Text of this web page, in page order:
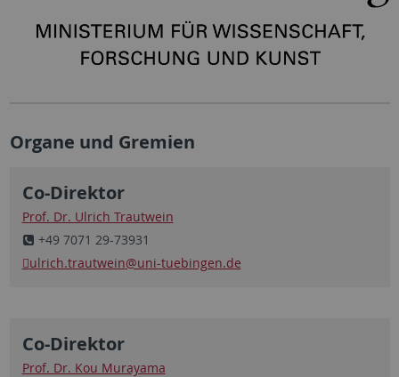
Organe und Gremien
Co-Direktor
Prof. Dr. Ulrich Trautwein
+49 7071 29-73931
ulrich.trautwein@uni-tuebingen.de
Co-Direktor
Prof. Dr. Kou Murayama